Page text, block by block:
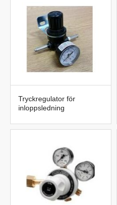
Tryckregulator för
inloppsledning